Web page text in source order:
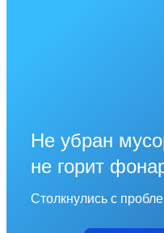
Не убран
не горит
Столкнулись с